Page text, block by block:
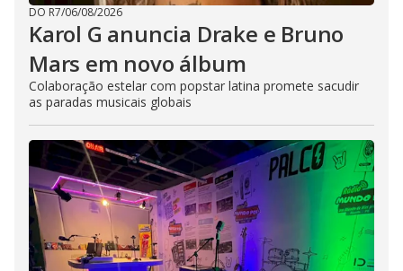
DO R7/06/08/2026
Karol G anuncia Drake e Bruno
Mars em novo álbum
Colaboração estelar com popstar latina promete sacudir
as paradas musicais globais